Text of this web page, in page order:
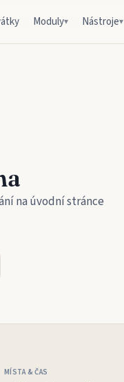
Moduly▾ Nástroje▾
na úvodní stránce
MÍSTA & ČAS